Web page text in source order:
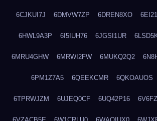
6CJKUI7J 6DMVW7ZP 6DREN8XO
6HWL9A3P 6I5IUH76 6JGSI1UR
6MRU4GHW 6MRWI2FW 6MUKQ2Q2
6PM1Z7A5 6QEEKCMR 6QKOAUOS
6TPRWJZM 6UJEQ0CF 6UQ42P16